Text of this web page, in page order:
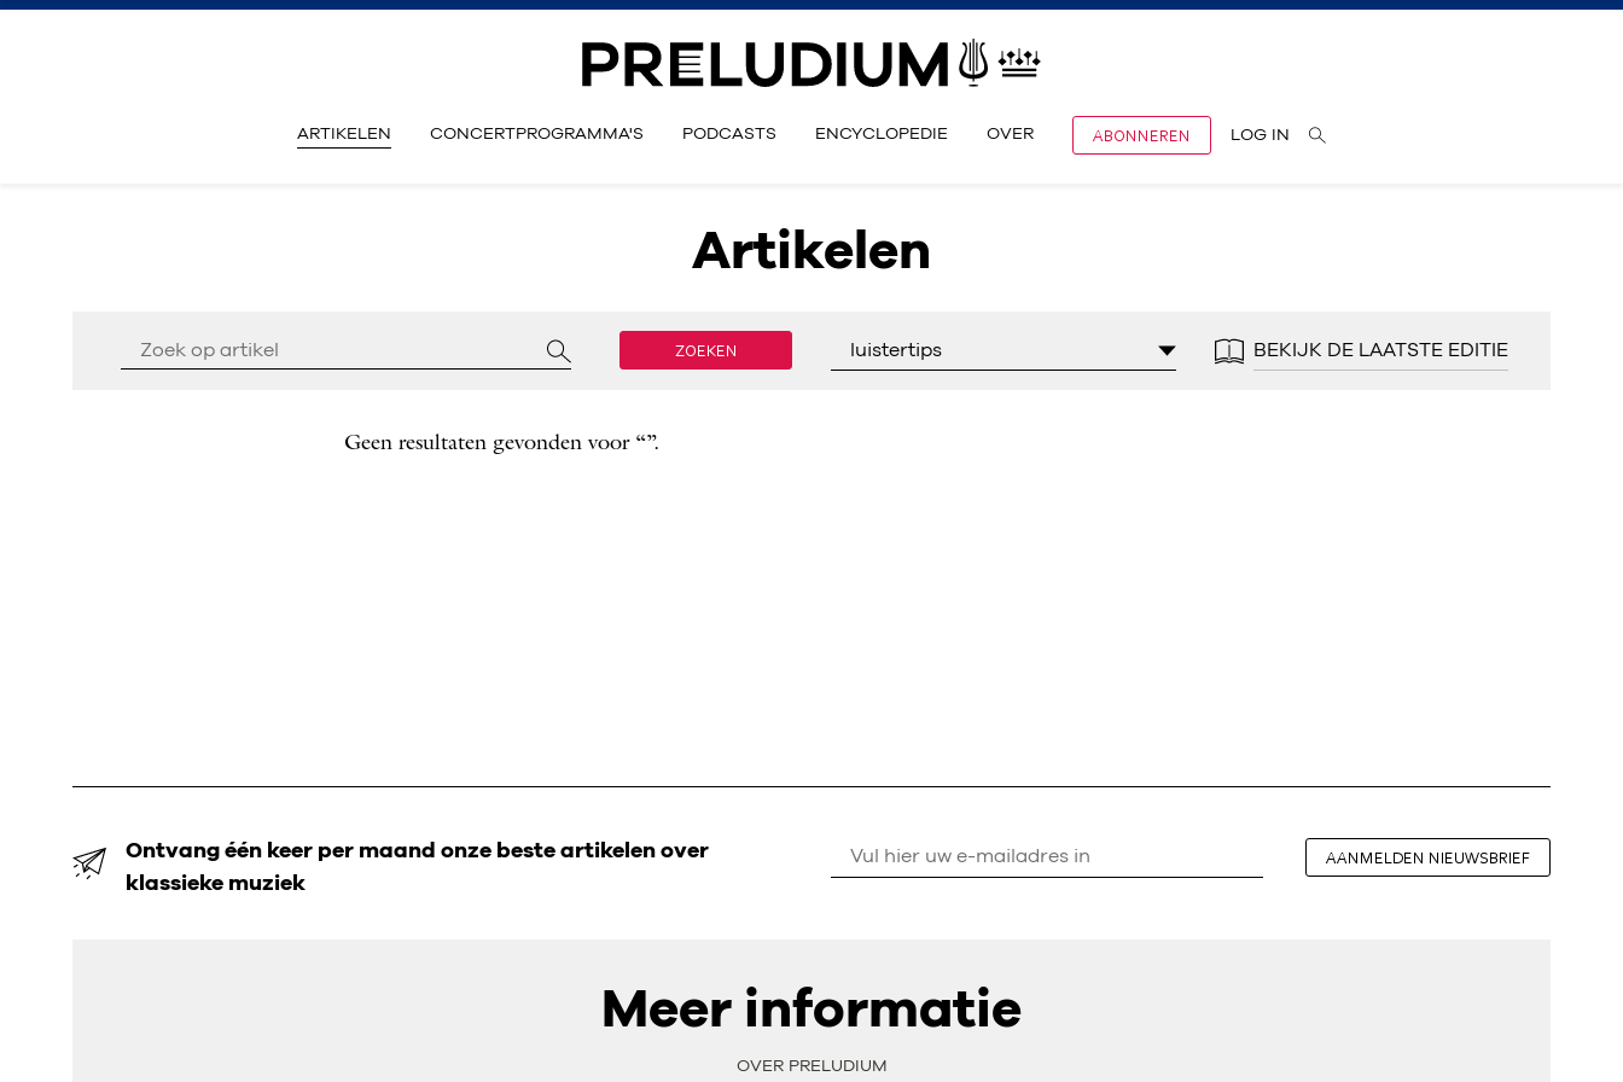
ARTIKELEN CONCERTPROGRAMMA'S PODCASTS ENCYCLOPEDIE OVER ABONNEREN LOG IN
Artikelen
ZOEKEN luistertips BEKIJK DE LAATSTE EDITIE
Geen resultaten gevonden voor “”.
Ontvang één keer per maand onze beste artikelen over
klassieke muziek
AANMELDEN NIEUWSBRIEF
Meer informatie
OVER PRELUDIUM